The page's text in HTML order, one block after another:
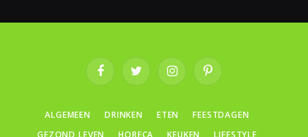
FacebookTwitter InstagramPinterest
ALGEMEEN DRINKEN ETEN
FEESTDAGEN
GEZOND LEVEN
HORECA KEUKEN LIFESTYLE